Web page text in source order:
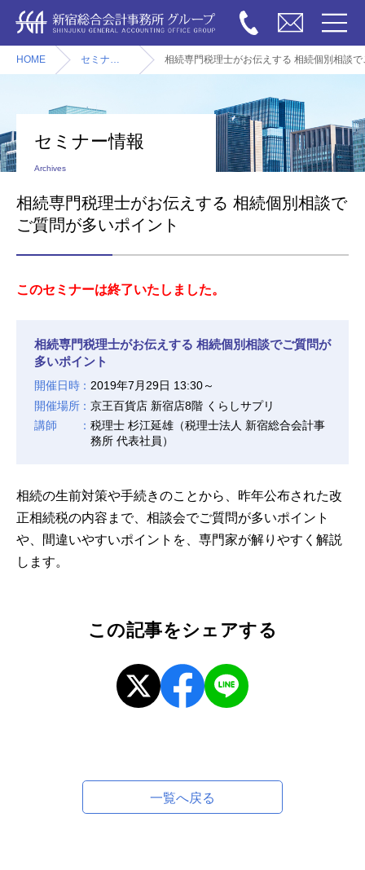
HOME セミナー情報 相続専門税理士がお伝えする 相続個別相談
セミナー情報
Archives
相続専門税理士がお伝えする 相続個別相談で
ご質問が多いポイント
このセミナーは終了いたしました。
相続専門税理士がお伝えする 相続個別相談でご質問が
多いポイント
開催日時
2019年7月29日 13:30～
開催場所
京王百貨店 新宿店8階 くらしサプリ
講師
税理士 杉江延雄（税理士法人 新宿総合会計事
務所 代表社員）
相続の生前対策や手続きのことから、昨年公布された改
正相続税の内容まで、相談会でご質問が多いポイント
や、間違いやすいポイントを、専門家が解りやすく解説
します。
この記事をシェアする
一覧へ戻る